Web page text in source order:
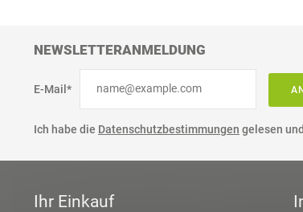
NEWSLETTERANMELDUNG
E-Mail*
Ich habe die Datenschutzbestimmungen gelesen
Ihr Einkauf